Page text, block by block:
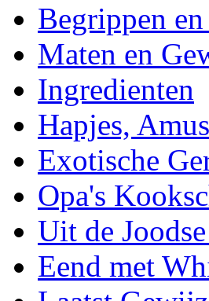
Begrippen
Maten en
Ingredienten
Hapjes,
Exotische
Opa's
Uit de
Eend met